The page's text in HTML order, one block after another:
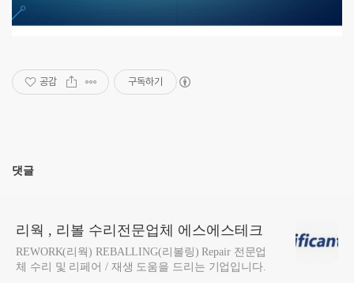
공감 구독하기
댓글
리웍 , 리볼 수리전문업체 에스에스테크
REWORK(리웍) REBALLING(리볼링) Repair 전문업
체 수리 및 리페어 / 재생 도움을 드리는 기업입니다.